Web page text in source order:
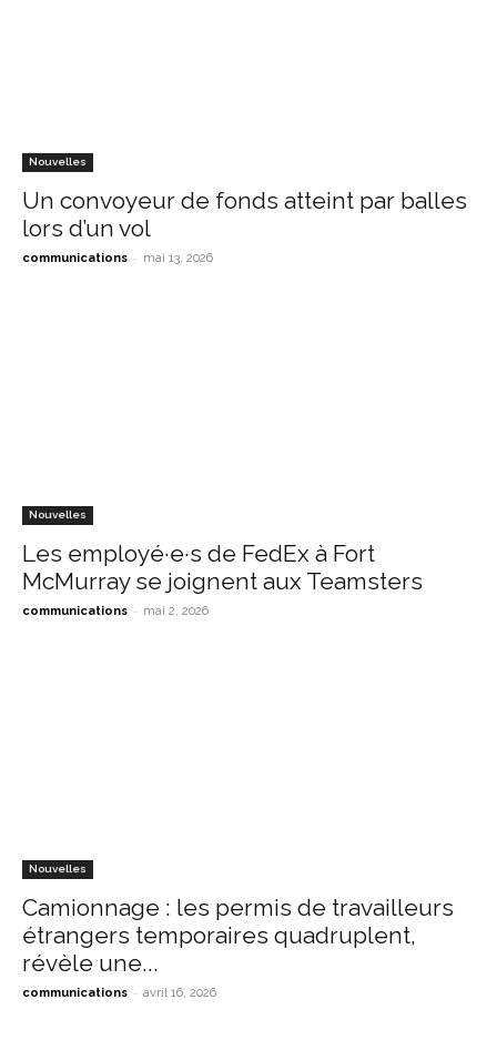
Nouvelles
Un convoyeur de fonds atteint par balles
lors d’un vol
communications - mai 13, 2026
Nouvelles
Les employé·e·s de FedEx à Fort
McMurray se joignent aux Teamsters
communications - mai 2, 2026
Nouvelles
Camionnage : les permis de travailleurs
étrangers temporaires quadruplent,
révèle une...
communications - avril 16, 2026